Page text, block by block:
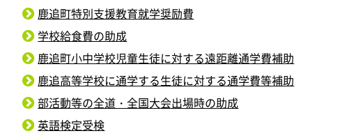
鹿追町特別支援教育就学奨励費
学校給食費の助成
鹿追町小中学校児童生徒に対する遠距離通学費補助
鹿追高等学校に通学する生徒に対する通学費等補助
部活動等の全道・全国大会出場時の助成
英語検定受検